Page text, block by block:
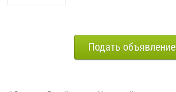
Подать объявление